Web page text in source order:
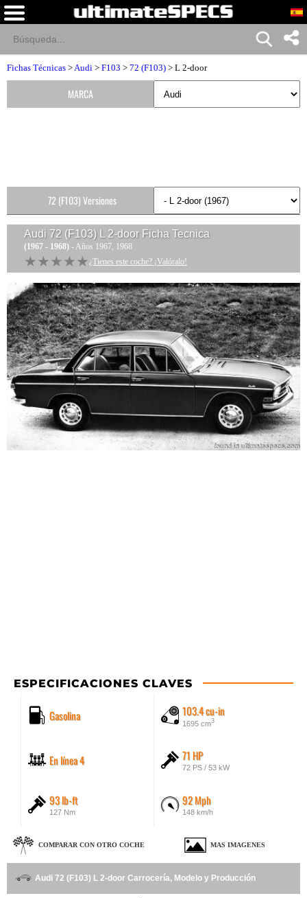
Fichas Técnicas >Audi > F103 > 72 (F103) > L 2-door
Audi 72 (F103) L 2-doorFicha Tecnica
(1967 - 1968) - Años 1967, 1968
★★★★★
★★★★★ ¿Tienes este coche? ¡Valóralo!
ESPECIFICACIONES CLAVES
Gasolina 103.4 cu-in
1695 cm3
En línea 4 71 HP
72 PS / 53 kW
93 lb-ft
127 Nm
92 Mph
148 km/h
COMPARAR CON OTRO COCHE MAS IMAGENES
Audi 72 (F103) L 2-door Carrocería, Modelo y Producción
MARCA
72 (F103) Versiones